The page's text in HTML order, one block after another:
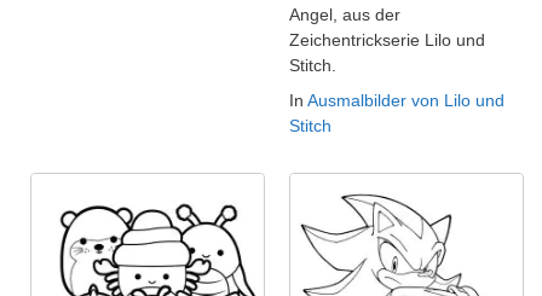
Angel, aus der
Zeichentrickserie Lilo und
Stitch.
In Ausmalbilder von Lilo und
Stitch